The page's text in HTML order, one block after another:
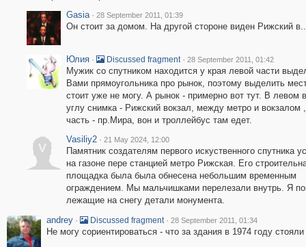
Gasia · 28 September 2011, 01:39
Он стоит за домом. На другой стороне виден Рижский
Юлия · Discussed fragment · 28 September 2011, 01:42
Мужик со спутником находится у края левой части
Вами прямоугольника про рынок, поэтому выделить
стоит уже не могу. А рынок - примерно вот тут. В левом
углу снимка - Рижский вокзал, между метро и вокзалом
часть - пр.Мира, вон и троллейбус там едет.
V
Vasiliy2 · 21 May 2024, 12:00
Памятник создателям первого искуственного спутника
на газоне пере станцией метро Рижская. Его
площадка была была обнесена небольшим временным
ограждением. Мы мальчишками перелезали внутрь. Я
лежащие на снегу детали монумента.
andrey · Discussed fragment · 28 September 2011, 01:34
Не могу сориентироваться - что за здания в 1974 году